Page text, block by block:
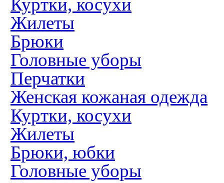
Куртки, косухи
Жилеты
Брюки
Головные уборы
Перчатки
Женская кожаная одежда
Куртки, косухи
Жилеты
Брюки, юбки
Головные уборы